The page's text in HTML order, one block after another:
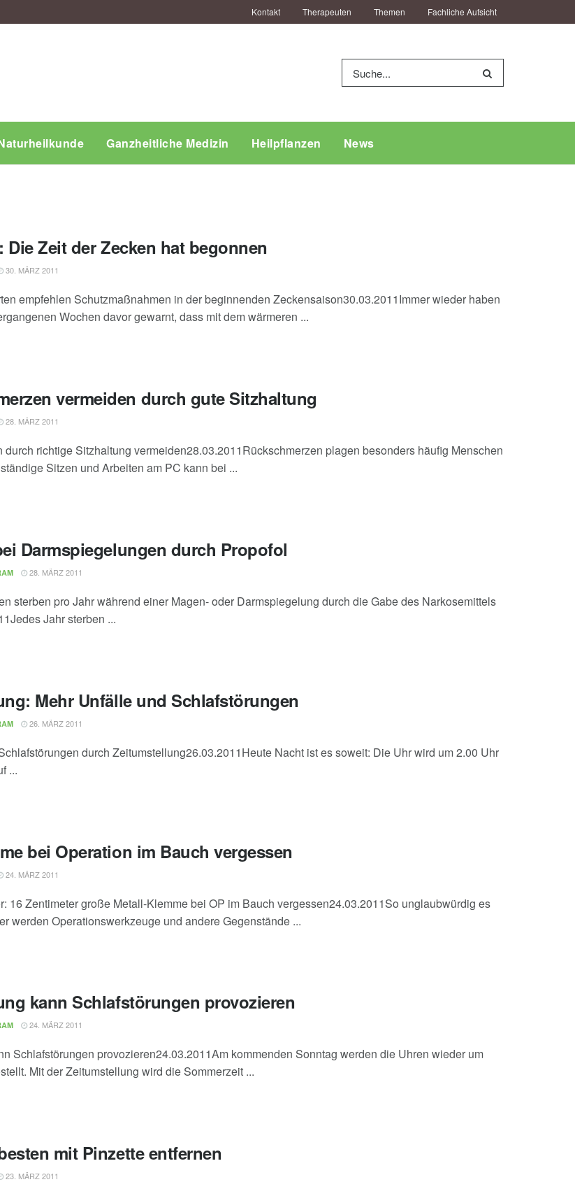
Kontakt Therapeuten Themen Fachliche Aufsicht
Ganzheitliche Medizin Heilpflanzen News
Die Zeit der Zecken hat begonnen
30. MÄRZ 2011
empfehlen Schutzmaßnahmen in der beginnenden Zeckensaison30.03.2011Immer wieder haben
Wochen davor gewarnt, dass mit dem wärmeren ...
vermeiden durch gute Sitzhaltung
28. MÄRZ 2011
durch richtige Sitzhaltung vermeiden28.03.2011Rückschmerzen plagen besonders häufig Menschen
Sitzen und Arbeiten am PC kann bei ...
Darmspiegelungen durch Propofol
28. MÄRZ 2011
sterben pro Jahr während einer Magen- oder Darmspiegelung durch die Gabe des Narkosemittels
Jahr sterben ...
Mehr Unfälle und Schlafstörungen
26. MÄRZ 2011
durch Zeitumstellung26.03.2011Heute Nacht ist es soweit: Die Uhr wird um 2.00 Uhr
...
bei Operation im Bauch vergessen
24. MÄRZ 2011
16 Zentimeter große Metall-Klemme bei OP im Bauch vergessen24.03.2011So unglaubwürdig es
werden Operationswerkzeuge und andere Gegenstände ...
kann Schlafstörungen provozieren
24. MÄRZ 2011
Schlafstörungen provozieren24.03.2011Am kommenden Sonntag werden die Uhren wieder um
Mit der Zeitumstellung wird die Sommerzeit ...
mit Pinzette entfernen
23. MÄRZ 2011